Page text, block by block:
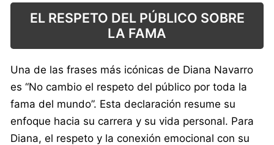
EL RESPETO DEL PÚBLICO SOBRE
LA FAMA
Una de las frases más icónicas de Diana Navarro
es “No cambio el respeto del público por toda la
fama del mundo”. Esta declaración resume su
enfoque hacia su carrera y su vida personal. Para
Diana, el respeto y la conexión emocional con su